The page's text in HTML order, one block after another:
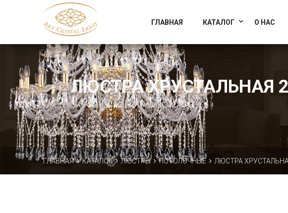
Официальный магазин фабрики Art Crystal Light
ГЛАВНАЯ КАТАЛОГ О НАС
ЛЮСТРА ХРУСТАЛЬНАЯ
ГЛАВНАЯ КАТАЛОГ ЛЮСТРЫ ПОТОЛОЧНЫЕ ЛЮСТРА ХРУСТАЛЬНАЯ